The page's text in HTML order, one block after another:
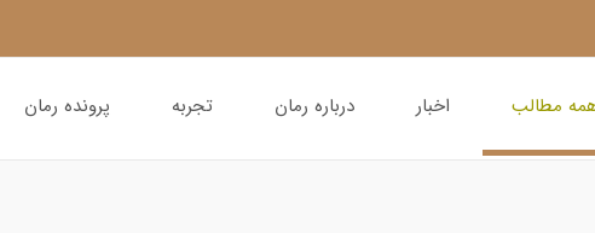
مطالب اخبار درباره رمان تجربه پرونده رمان